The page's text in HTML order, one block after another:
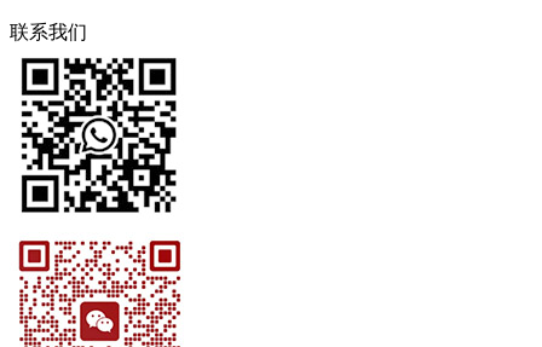
联系我们